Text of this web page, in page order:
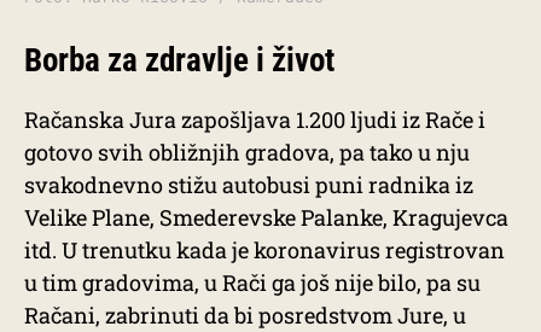
Borba za zdravlje i život
Račanska Jura zapošljava 1.200 ljudi iz Rače i
gotovo svih obližnjih gradova, pa tako u nju
svakodnevno stižu autobusi puni radnika iz
Velike Plane, Smederevske Palanke, Kragujevca
itd. U trenutku kada je koronavirus registrovan
u tim gradovima, u Rači ga još nije bilo, pa su
Račani, zabrinuti da bi posredstvom Jure, u